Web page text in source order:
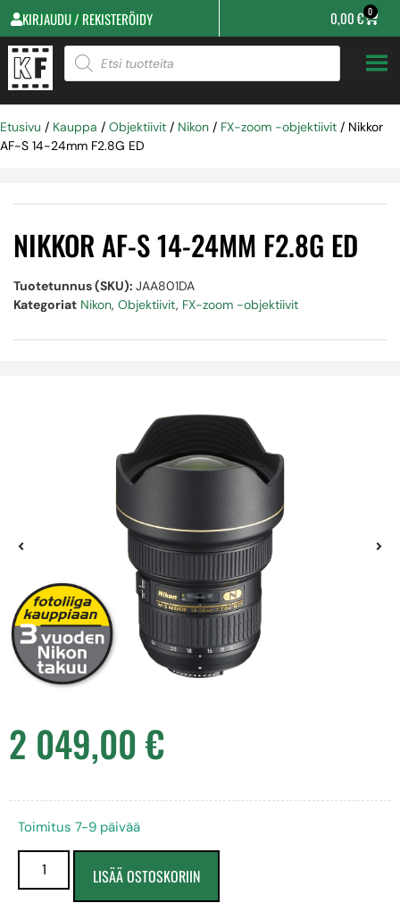
KIRJAUDU / REKISTERÖIDY 0,00€ 0
Etusivu / Kauppa / Objektiivit / Nikon / FX-zoom -objektiivit / Nikkor
AF-S 14-24mm F2.8G ED
NIKKOR AF-S 14-24MM F2.8G ED
Tuotetunnus (SKU): JAA801DA
Kategoriat Nikon, Objektiivit, FX-zoom -objektiivit
2 049,00€
Toimitus 7-9 päivää
LISÄÄ OSTOSKORIIN